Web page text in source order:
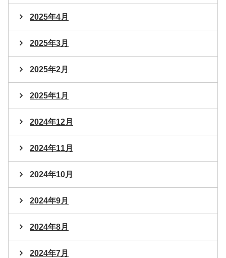
2025年4月
2025年3月
2025年2月
2025年1月
2024年12月
2024年11月
2024年10月
2024年9月
2024年8月
2024年7月